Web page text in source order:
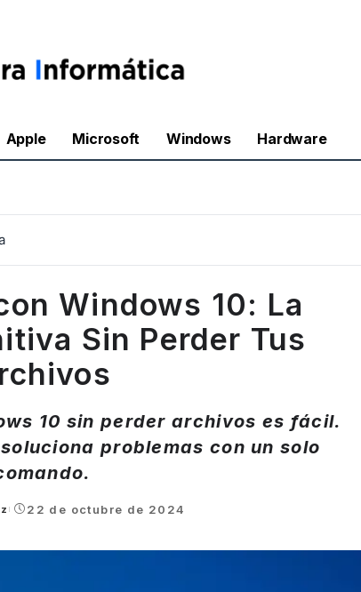
Apple Microsoft Windows Hardware
Windows 10: La
Sin Perder Tus
10 sin perder archivos es fácil.
problemas con un solo
22 de octubre de 2024